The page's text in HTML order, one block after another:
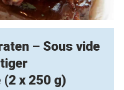
– Sous vide
x 250 g)